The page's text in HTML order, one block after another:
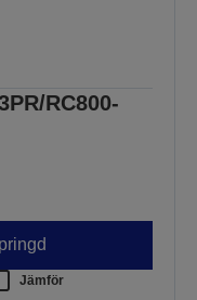
RC800-
Jämför